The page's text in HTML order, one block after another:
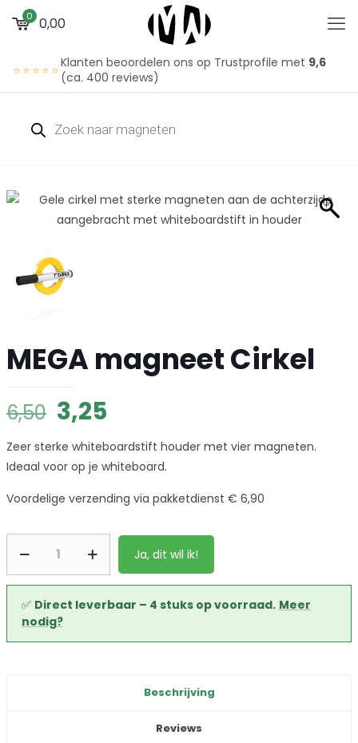
0 0,00
⭐⭐⭐⭐⭐Klanten beoordelen ons op Trustprofile met 9,6
(ca. 400 reviews)
zoeken
MEGA magneet Cirkel
6,50 Oorspronkelijke
prijs
was:
6,50.
3,25
prijs
is:
Zeer sterke whiteboardstift houder met vier magneten.
Ideaal voor op je whiteboard.
Voordelige verzending via pakketdienst € 6,90
magneet
Cirkel
aantal
Ja, dit wil ik!
✅ Direct leverbaar – 4 stuks op voorraad. Meer
nodig?
Beschrijving
Reviews